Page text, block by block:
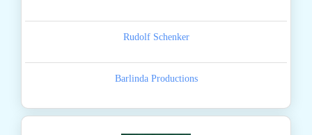
Rudolf Schenker
Barlinda Productions